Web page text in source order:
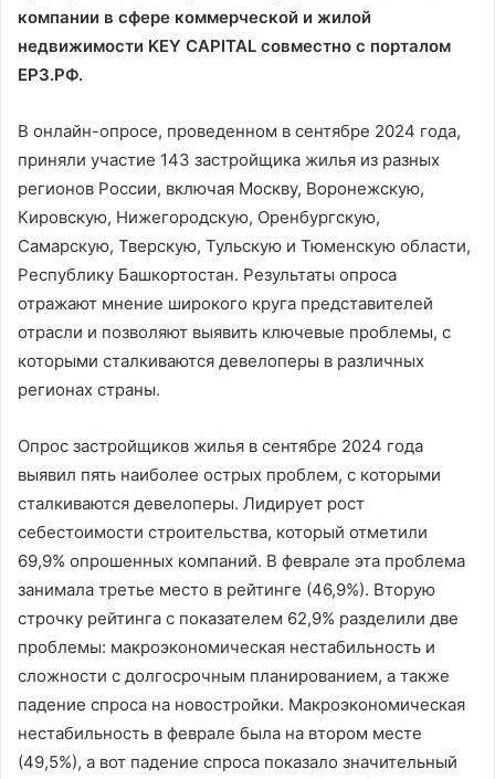
компании в сфере коммерческой и жилой
недвижимости KEY CAPITAL совместно с порталом
ЕРЗ.РФ.
В онлайн-опросе, проведенном в сентябре 2024 года,
приняли участие 143 застройщика жилья из разных
регионов России, включая Москву, Воронежскую,
Кировскую, Нижегородскую, Оренбургскую,
Самарскую, Тверскую, Тульскую и Тюменскую области,
Республику Башкортостан. Результаты опроса
отражают мнение широкого круга представителей
отрасли и позволяют выявить ключевые проблемы, с
которыми сталкиваются девелоперы в различных
регионах страны.
Опрос застройщиков жилья в сентябре 2024 года
выявил пять наиболее острых проблем, с которыми
сталкиваются девелоперы. Лидирует рост
себестоимости строительства, который отметили
69,9% опрошенных компаний. В феврале эта проблема
занимала третье место в рейтинге (46,9%). Вторую
строчку рейтинга с показателем 62,9% разделили две
проблемы: макроэкономическая нестабильность и
сложности с долгосрочным планированием, а также
падение спроса на новостройки. Макроэкономическая
нестабильность в феврале была на втором месте
(49,5%), а вот падение спроса показало значительный